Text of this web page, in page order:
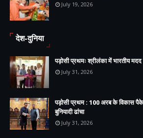
July 19, 2026
देश-दुनिया
पड़ोसी प्रथमः श्रीलंका में भारतीय
July 31, 2026
पड़ोसी प्रथम : 100 अरब के विकास
बुनियादी ढांचा
July 31, 2026